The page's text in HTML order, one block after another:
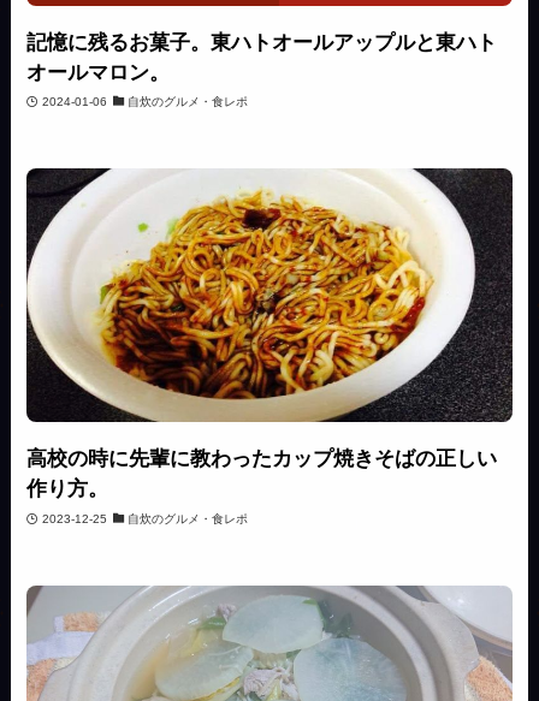
記憶に残るお菓子。東ハトオールアップルと東ハト
オールマロン。
2024-01-06 自炊のグルメ・食レポ
高校の時に先輩に教わったカップ焼きそばの正しい
作り方。
2023-12-25 自炊のグルメ・食レポ